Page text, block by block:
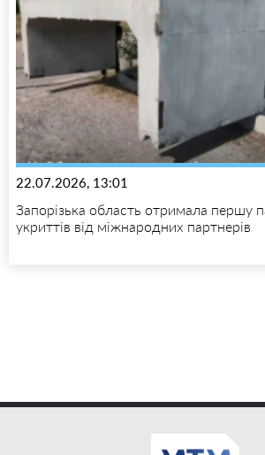
22.07.2026, 13:01
Запорізька область отримала першу
укриттів від міжнародних партнерів